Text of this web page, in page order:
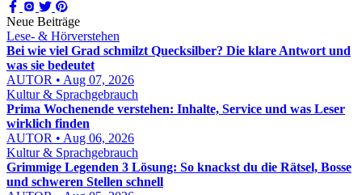
Neue Beiträge
Lese- & Hörverstehen
Bei wie viel Grad schmilzt Quecksilber? Die klare Antwort und
was sie bedeutet
AUTOR • Aug 07, 2026
Kultur & Sprachgebrauch
Prima Wochenende verstehen: Inhalte, Service und was Leser
wirklich finden
AUTOR • Aug 06, 2026
Kultur & Sprachgebrauch
Grimmige Legenden 3 Lösung: So knackst du die Rätsel, Bosse
und schweren Stellen schnell